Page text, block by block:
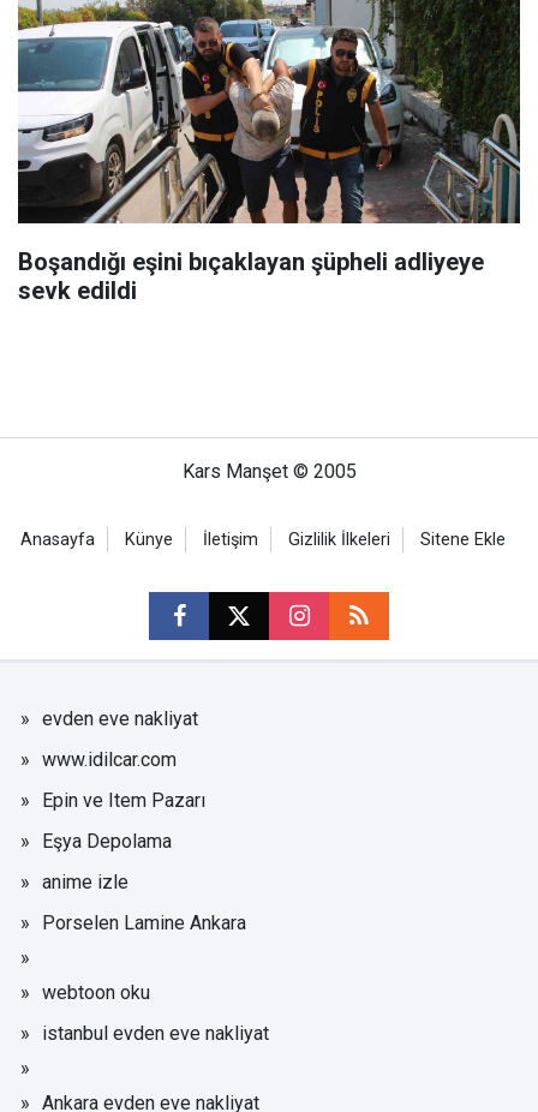
Boşandığı eşini bıçaklayan şüpheli adliyeye
sevk edildi
Kars Manşet © 2005
Anasayfa Künye İletişim Gizlilik İlkeleri Sitene Ekle
evden eve nakliyat
www.idilcar.com
Epin ve Item Pazarı
Eşya Depolama
anime izle
Porselen Lamine Ankara
webtoon oku
istanbul evden eve nakliyat
Ankara evden eve nakliyat